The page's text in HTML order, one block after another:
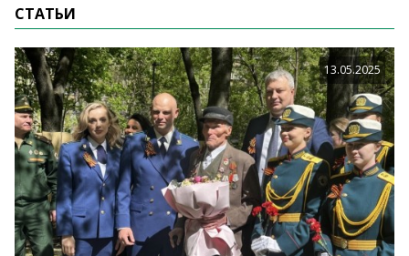
СТАТЬИ
13.05.2025